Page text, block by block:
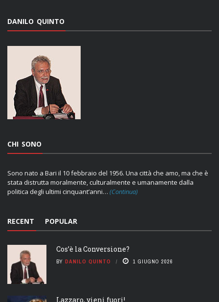
DANILO QUINTO
CHI SONO
Sono nato a Bari il 10 febbraio del 1956. Una città che amo, ma che è
stata distrutta moralmente, culturalmente e umanamente dalla
politica degli ultimi cinquant’anni… (Continua)
RECENT POPULAR
Cos’è la Conversione?
BY DANILO QUINTO 1 GIUGNO 2026
Lazzaro, vieni fuori!